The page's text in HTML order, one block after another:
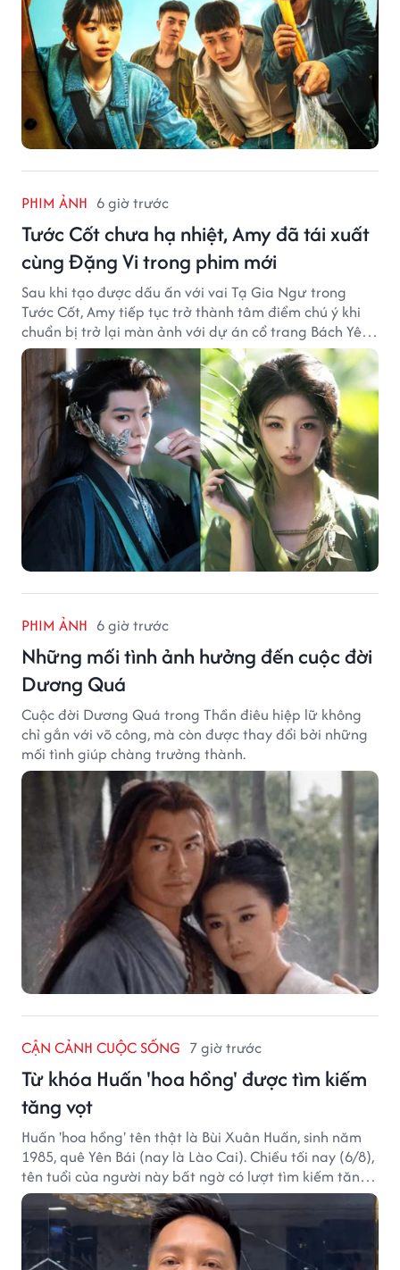
PHIM ẢNH 6 giờ trước
Tước Cốt chưa hạ nhiệt, Amy đã tái xuất
cùng Đặng Vi trong phim mới
Sau khi tạo được dấu ấn với vai Tạ Gia Ngư trong
Tước Cốt, Amy tiếp tục trở thành tâm điểm chú ý khi
chuẩn bị trở lại màn ảnh với dự án cổ trang Bách Yêu
Phổ.
PHIM ẢNH 6 giờ trước
Những mối tình ảnh hưởng đến cuộc đời
Dương Quá
Cuộc đời Dương Quá trong Thần điêu hiệp lữ không
chỉ gắn với võ công, mà còn được thay đổi bởi những
mối tình giúp chàng trưởng thành.
CẬN CẢNH CUỘC SỐNG 7 giờ trước
Từ khóa Huấn 'hoa hồng' được tìm kiếm
tăng vọt
Huấn 'hoa hồng' tên thật là Bùi Xuân Huấn, sinh năm
1985, quê Yên Bái (nay là Lào Cai). Chiều tối nay (6/8),
tên tuổi của người này bất ngờ có lượt tìm kiếm tăng
vọt.